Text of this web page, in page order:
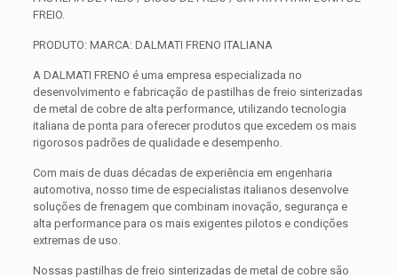
FREIO.
PRODUTO: MARCA: DALMATI FRENO ITALIANA
A DALMATI FRENO é uma empresa especializada no
desenvolvimento e fabricação de pastilhas de freio sinterizadas
de metal de cobre de alta performance, utilizando tecnologia
italiana de ponta para oferecer produtos que excedem os mais
rigorosos padrões de qualidade e desempenho.
Com mais de duas décadas de experiência em engenharia
automotiva, nosso time de especialistas italianos desenvolve
soluções de frenagem que combinam inovação, segurança e
alta performance para os mais exigentes pilotos e condições
extremas de uso.
Nossas pastilhas de freio sinterizadas de metal de cobre são